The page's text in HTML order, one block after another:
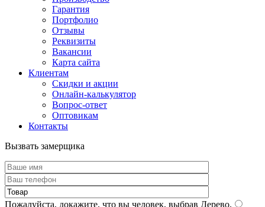
Гарантия
Портфолио
Отзывы
Реквизиты
Вакансии
Карта сайта
Клиентам
Скидки и акции
Онлайн-калькулятор
Вопрос-ответ
Оптовикам
Контакты
Вызвать замерщика
Пожалуйста, докажите, что вы человек, выбрав Дерево.